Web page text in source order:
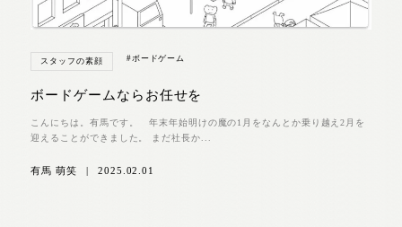
スタッフの素顔 #ボードゲーム
ボードゲームならお任せを
こんにちは。有馬です。 年末年始明けの魔の1月をなんとか乗り越え2月を
迎えることができました。 まだ社長か...
有馬 萌笑 | 2025.02.01